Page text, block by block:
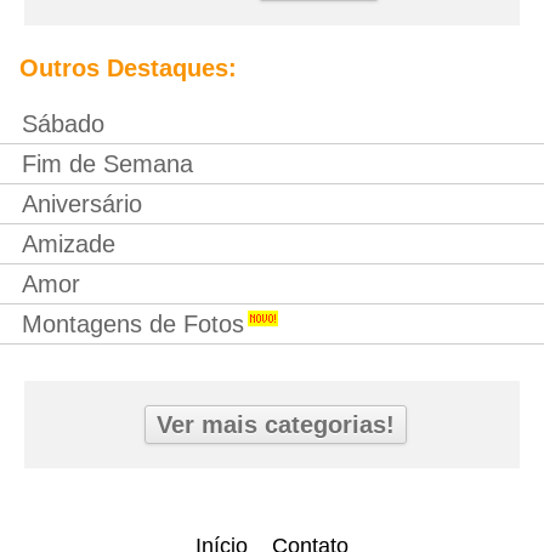
Outros Destaques:
Sábado
Fim de Semana
Aniversário
Amizade
Amor
Montagens de Fotos
Ver mais categorias!
Início Contato